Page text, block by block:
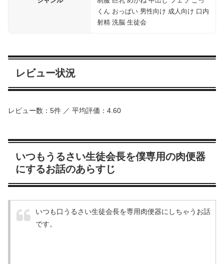
くん おっぱい 男性向け 成人向け 口内
射精 洗脳 生徒会
レビュー状況
レビュー数：5件 ／ 平均評価：4.60
いつもうるさい生徒会長を僕専用の肉便器
にするお話のあらすじ
いつも口うるさい生徒会長を専用肉便器にしちゃうお話
です。